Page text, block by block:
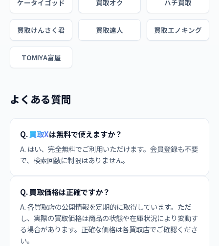
ケータイゴッド 買取オク ハチ買取
買取けんさく君 買取達人 買取エノキング
TOMIYA富屋
よくある質問
Q.買取Xは無料で使えますか？
A. はい、完全無料でご利用いただけます。会員登録も不要
で、検索回数に制限はありません。
Q. 買取価格は正確ですか？
A. 各買取店の公開情報を定期的に取得しています。ただ
し、実際の買取価格は商品の状態や在庫状況により変動す
る場合があります。正確な価格は各買取店でご確認くださ
い。